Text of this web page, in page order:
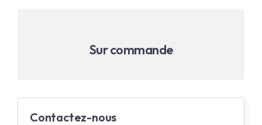
Sur commande
Contactez-nous